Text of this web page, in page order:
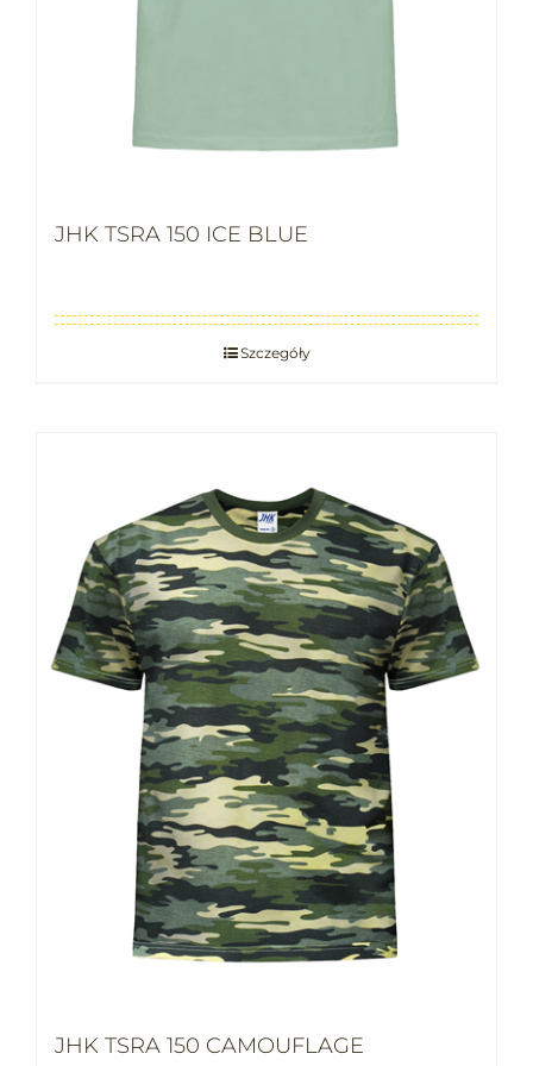
JHK TSRA 150 ICE BLUE
Szczegóły
JHK TSRA 150 CAMOUFLAGE